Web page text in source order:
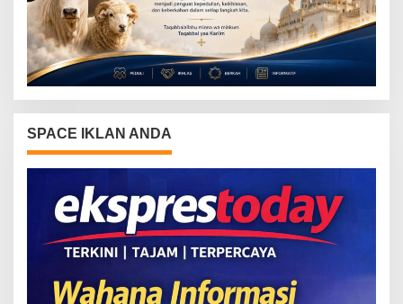
SPACE IKLAN ANDA